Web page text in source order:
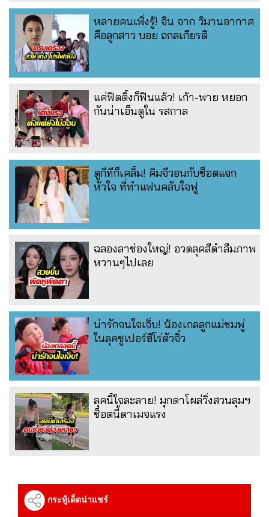
หลายคนเพิ่งรู้! จิน จาก วิมานอากาศ
คือลูกสาว บอย ถกลเกียรติ
แค่ฟิตติ้งก็ฟินแล้ว! เก้า-พาย หยอก
กันน่าเอ็นดูใน รสกาล
ดูกี่ทีก็เคลิ้ม! คิมจีวอนกับช็อตแจก
หัวใจ ที่ทำแฟนคลับใจฟู
ฉลองลาช่องใหญ่! อวดลุคสีดำลืมภาพ
หวานๆไปเลย
น่ารักจนใจเจ็บ! น้องเกลลูกแม่ชมพู่
ในลุคซูเปอร์ฮีโร่ตัวจิ๋ว
ลุคนี้ใจละลาย! มุกดาโผล่วิ่งสวนลุมฯ
ช็อตนี้ดาเมจแรง
กระทู้เด็ดน่าแชร์